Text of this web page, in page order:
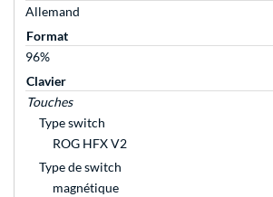
Allemand
Format
96%
Clavier
Touches
Type switch
ROG HFX V2
Type de switch
magnétique